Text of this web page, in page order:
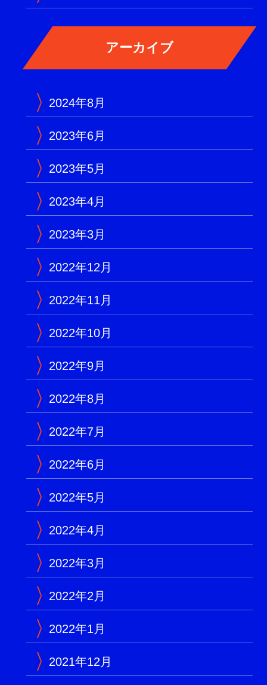
2024年8月
2023年6月
2023年5月
2023年4月
2023年3月
2022年12月
2022年11月
2022年10月
2022年9月
2022年8月
2022年7月
2022年6月
2022年5月
2022年4月
2022年3月
2022年2月
2022年1月
2021年12月